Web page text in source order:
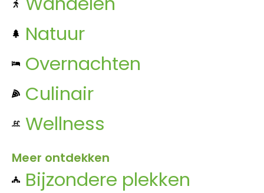
Natuur
Overnachten
Culinair
Wellness
Meer ontdekken
Bijzondere plekken